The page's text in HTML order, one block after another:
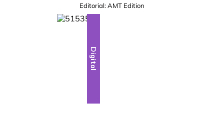
Editorial:AMT Edition
Digital